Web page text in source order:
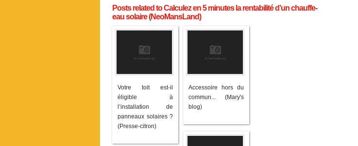
Posts related to Calculez en 5 minutes la rentabilité d’un chauffe-
eau solaire (NeoMansLand)
Votre toit est-il
éligible à
l’installation de
panneaux solaires ?
(Presse-citron)
Accessoire hors du
commun... (Mary's
blog)